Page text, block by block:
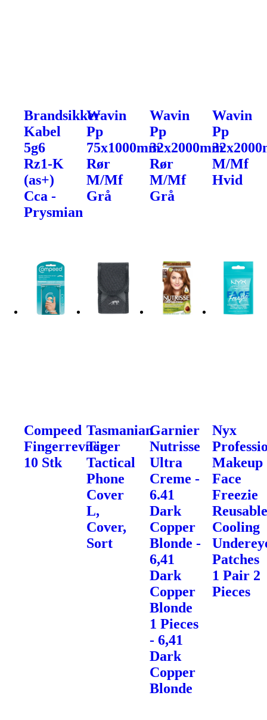
Brandsikker
Kabel
5g6
Rz1-K
(as+)
Cca -
Prysmian
Wavin
Pp
75x1000mm
Rør
M/Mf
Grå
Wavin
Pp
32x2000mm
Rør
M/Mf
Grå
Wavin
Pp
M/Mf
Hvid
Compeed
Fingerrevner
10 Stk
Tasmanian
Tiger
Tactical
Phone
Cover
L,
Cover,
Sort
Garnier
Nutrisse
Ultra
Creme -
6.41
Dark
Copper
Blonde -
6,41
Dark
Copper
Blonde
1 Pieces
- 6,41
Dark
Copper
Blonde
Nyx
Makeup
Face
Freezie
Cooling
Patches
1 Pair 2
Pieces